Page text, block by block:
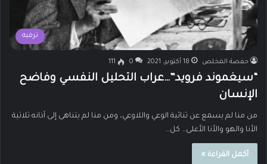
ترفيه
حفصة المخلص 18 أكتوبر، 2021 0
111
“سيغموند فرويد”…عراب التحليل النفسي وفاضح
الإنسان
من منا لم يسمع عن ثنائية الوعي واللاوعي، ومن منا لم يتناهى إلى آذانه ثلاثية
الأنا والهو والأنا الأعلى… كل…
أكمل القراءة »